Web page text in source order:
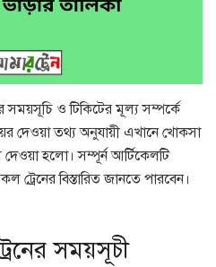
সময়সূচি ও টিকিটের মূল্য সম্পর্কে
দেওয়া তথ্য অনুযায়ী এখানে খোকসা
হলো। সম্পূর্ন আর্টিকেলটি
বিস্তারিত জানতে পারবেন।
সময়সূচী